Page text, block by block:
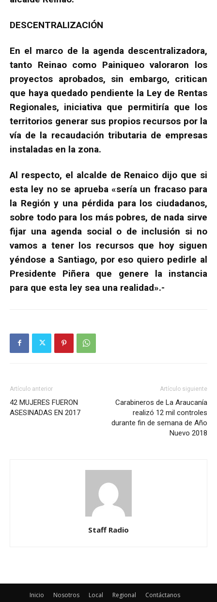
DESCENTRALIZACIÓN
En el marco de la agenda descentralizadora,
tanto Reinao como Painiqueo valoraron los
proyectos aprobados, sin embargo, critican
que haya quedado pendiente la Ley de Rentas
Regionales, iniciativa que permitiría que los
territorios generar sus propios recursos por la
vía de la recaudación tributaria de empresas
instaladas en la zona.
Al respecto, el alcalde de Renaico dijo que si
esta ley no se aprueba «sería un fracaso para
la Región y una pérdida para los ciudadanos,
sobre todo para los más pobres, de nada sirve
fijar una agenda social o de inclusión si no
vamos a tener los recursos que hoy siguen
yéndose a Santiago, por eso quiero pedirle al
Presidente Piñera que genere la instancia
para que esta ley sea una realidad».-
Artículo anterior
42 MUJERES FUERON
ASESINADAS EN 2017
Artículo siguiente
Carabineros de La Araucanía
realizó 12 mil controles
durante fin de semana de Año
Nuevo 2018
Staff Radio
Inicio Nosotros Local Regional
Contáctanos